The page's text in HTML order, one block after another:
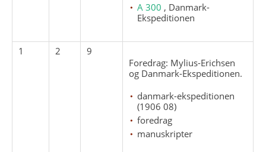
A 300 , Danmark-
Ekspeditionen
1 2
9
Foredrag: Mylius-Erichsen
og Danmark-Ekspeditionen.
danmark-ekspeditionen
(1906 08)
foredrag
manuskripter